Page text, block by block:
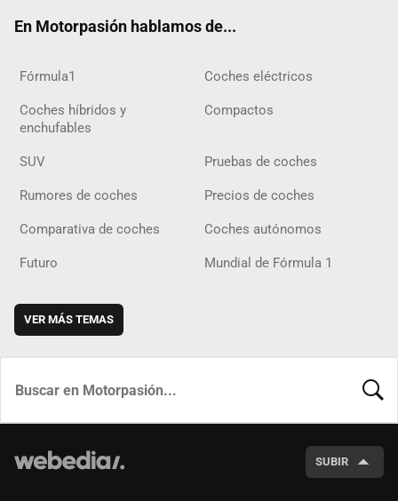
En Motorpasión hablamos de...
Fórmula1 Coches eléctricos
Coches híbridos y
enchufables
Compactos
SUV Pruebas de coches
Rumores de coches Precios de coches
Comparativa de coches Coches autónomos
Futuro Mundial de Fórmula 1
VER MÁS TEMAS
SUBIR